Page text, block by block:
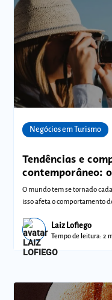
Negócios em Turismo
Tendências e
contemporâneo:
O mundo tem se tornado
isso afeta o comportamento
Laiz Lofiego
Tempo de leitura: 2